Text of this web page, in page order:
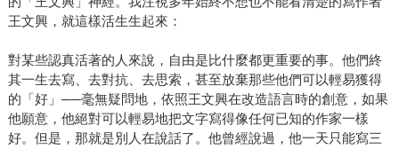
王文興，就這樣活生生起來：
對某些認真活著的人來說，自由是比什麼都更重要的事。他們終
其一生去寫、去對抗、去思索，甚至放棄那些他們可以輕易獲得
的「好」──毫無疑問地，依照王文興在改造語言時的創意，如果
他願意，他絕對可以輕易地把文字寫得像任何已知的作家一樣
好。但是，那就是別人在說話了。他曾經說過，他一天只能寫三